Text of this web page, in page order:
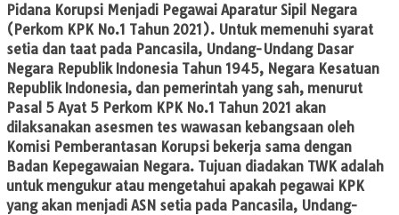
Pidana Korupsi Menjadi Pegawai Aparatur Sipil Negara
(Perkom KPK No.1 Tahun 2021). Untuk memenuhi syarat
setia dan taat pada Pancasila, Undang-Undang Dasar
Negara Republik Indonesia Tahun 1945, Negara Kesatuan
Republik Indonesia, dan pemerintah yang sah, menurut
Pasal 5 Ayat 5 Perkom KPK No.1 Tahun 2021 akan
dilaksanakan asesmen tes wawasan kebangsaan oleh
Komisi Pemberantasan Korupsi bekerja sama dengan
Badan Kepegawaian Negara. Tujuan diadakan TWK adalah
untuk mengukur atau mengetahui apakah pegawai KPK
yang akan menjadi ASN setia pada Pancasila, Undang-